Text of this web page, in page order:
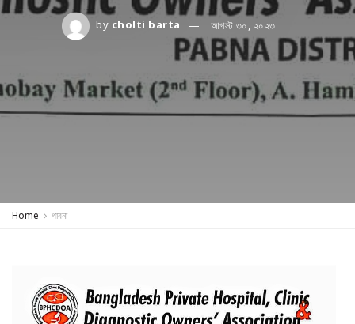
by cholti barta আগস্ট ৩০, ২০২৩
Home পাবনা